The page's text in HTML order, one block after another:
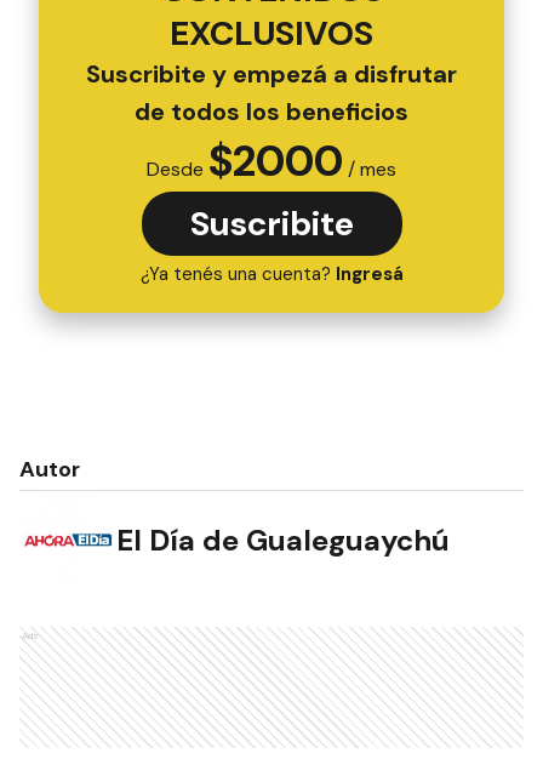
EXCLUSIVOS
Suscribite y empezá a disfrutar
de todos los beneficios
Desde $2000 / mes
Suscribite
¿Ya tenés una cuenta? Ingresá
Autor
El Día de Gualeguaychú
Ads